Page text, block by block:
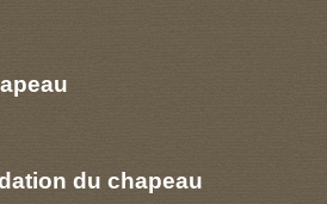
du chapeau